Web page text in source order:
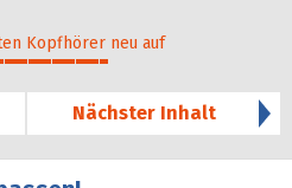
Kopfhörer neu auf
Nächster Inhalt